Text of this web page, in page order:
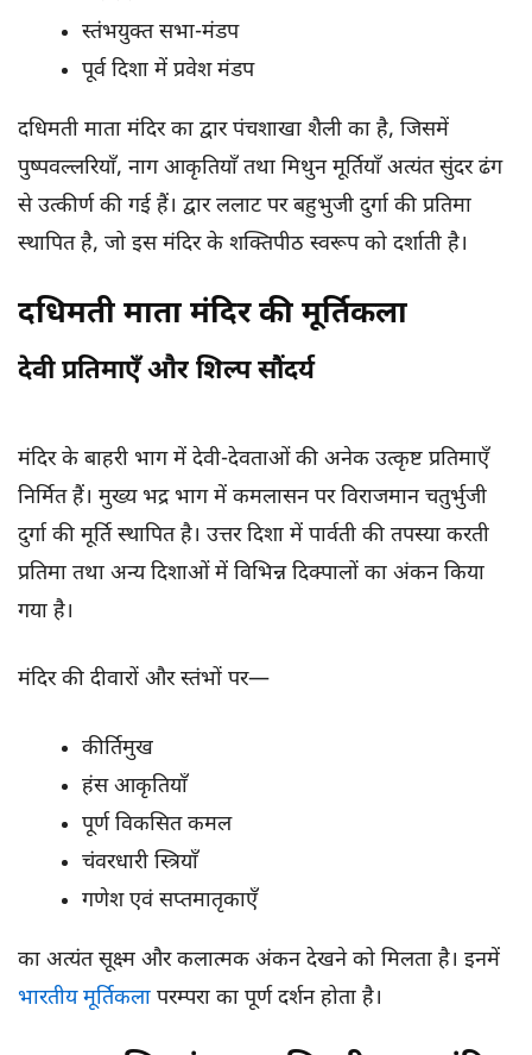
स्तंभयुक्त सभा-मंडप
पूर्व दिशा में प्रवेश मंडप
दधिमती माता मंदिर का द्वार पंचशाखा शैली का है, जिसमें
पुष्पवल्लरियाँ, नाग आकृतियाँ तथा मिथुन मूर्तियाँ अत्यंत सुंदर ढंग
से उत्कीर्ण की गई हैं। द्वार ललाट पर बहुभुजी दुर्गा की प्रतिमा
स्थापित है, जो इस मंदिर के शक्तिपीठ स्वरूप को दर्शाती है।
दधिमती माता मंदिर की मूर्तिकला
देवी प्रतिमाएँ और शिल्प सौंदर्य
मंदिर के बाहरी भाग में देवी-देवताओं की अनेक उत्कृष्ट प्रतिमाएँ
निर्मित हैं। मुख्य भद्र भाग में कमलासन पर विराजमान चतुर्भुजी
दुर्गा की मूर्ति स्थापित है। उत्तर दिशा में पार्वती की तपस्या करती
प्रतिमा तथा अन्य दिशाओं में विभिन्न दिक्पालों का अंकन किया
गया है।
मंदिर की दीवारों और स्तंभों पर—
कीर्तिमुख
हंस आकृतियाँ
पूर्ण विकसित कमल
चंवरधारी स्त्रियाँ
गणेश एवं सप्तमातृकाएँ
का अत्यंत सूक्ष्म और कलात्मक अंकन देखने को मिलता है। इनमें
भारतीय मूर्तिकला परम्परा का पूर्ण दर्शन होता है।